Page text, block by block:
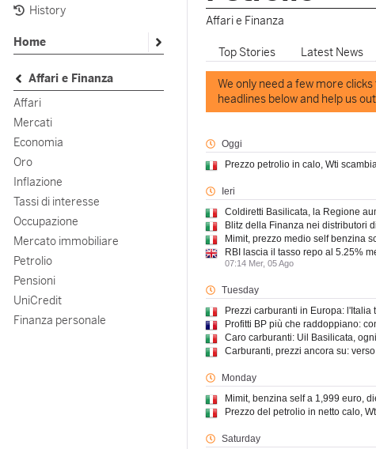
Affari e Finanza
Top Stories Latest News
We only need a few more
headlines below and help us
Oggi
Prezzo petrolio in calo, Wti
Ieri
Coldiretti Basilicata, la Regione
Blitz della Finanza nei distributori
Mimit, prezzo medio self benzina
RBI lascia il tasso repo al 5.25%
07:14 Mer, 05 Ago
Tuesday
Prezzi carburanti in Europa:
Profitti BP più che raddoppiano:
Caro carburanti: Uil Basilicata,
Carburanti, prezzi ancora su:
Monday
Mimit, benzina self a 1,999 euro,
Prezzo del petrolio in netto calo,
Saturday
History
Home
Affari e Finanza
Affari
Mercati
Economia
Oro
Inflazione
Tassi di interesse
Occupazione
Mercato immobiliare
Petrolio
Pensioni
UniCredit
Finanza personale